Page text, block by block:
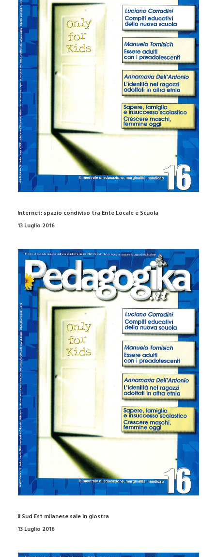
Internet: spazio condiviso tra Ente Locale e Scuola
13 Luglio 2016
Il Sud Est milanese sale in giostra
13 Luglio 2016